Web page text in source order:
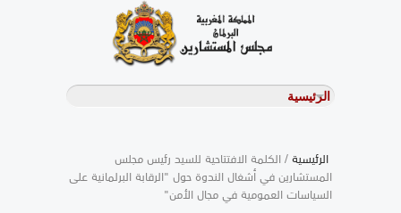
الرئيسية/ الكلمة الافتتاحية للسيد رئيس مجلس
المستشارين في أشغال الندوة حول "الرقابة البرلمانية على
السياسات العمومية في مجال الأمن"